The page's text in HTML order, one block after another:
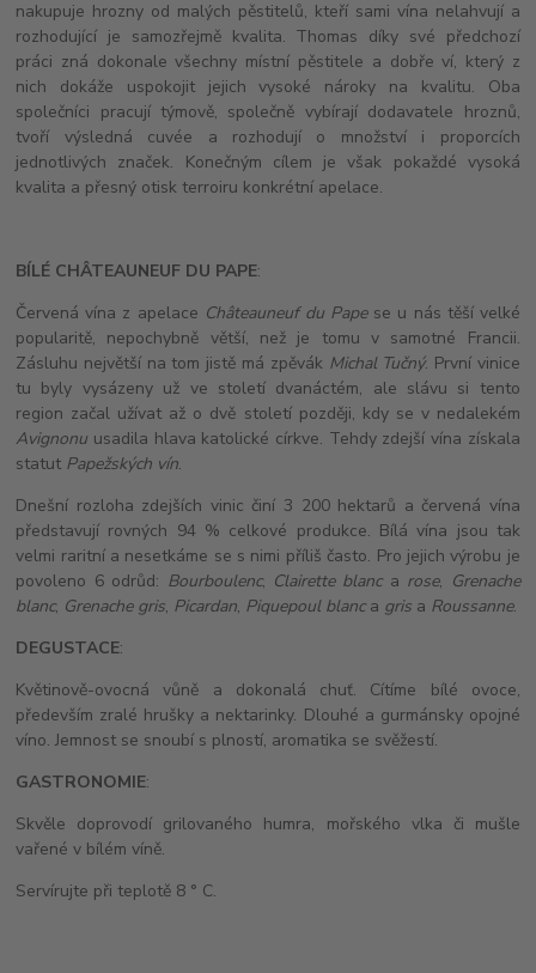
nakupuje hrozny od malých pěstitelů, kteří sami vína nelahvují a
rozhodující je samozřejmě kvalita. Thomas díky své předchozí
práci zná dokonale všechny místní pěstitele a dobře ví, který z
nich dokáže uspokojit jejich vysoké nároky na kvalitu. Oba
společníci pracují týmově, společně vybírají dodavatele hroznů,
tvoří výsledná cuvée a rozhodují o množství i proporcích
jednotlivých značek. Konečným cílem je však pokaždé vysoká
kvalita a přesný otisk terroiru konkrétní apelace.
BÍLÉ CHÂTEAUNEUF DU PAPE:
Červená vína z apelace Châteauneuf du Papese u nás těší velké
popularitě, nepochybně větší, než je tomu v samotné Francii.
Zásluhu největší na tom jistě má zpěvák Michal Tučný. První vinice
tu byly vysázeny už ve století dvanáctém, ale slávu si tento
region začal užívat až o dvě století později, kdy se v nedalekém
Avignonu usadila hlava katolické církve. Tehdy zdejší vína získala
statut Papežských vín.
Dnešní rozloha zdejších vinic činí 3 200 hektarů a červená vína
představují rovných 94 % celkové produkce. Bílá vína jsou tak
velmi raritní a nesetkáme se s nimi příliš často. Pro jejich výrobu je
povoleno 6 odrůd: Bourboulenc, Clairette blanca rose, Grenache
blanc, Grenache gris, Picardan, Piquepoul blanc a gris a Roussanne.
DEGUSTACE:
Květinově-ovocná vůně a dokonalá chuť. Cítíme bílé ovoce,
především zralé hrušky a nektarinky. Dlouhé a gurmánsky opojné
víno. Jemnost se snoubí s plností, aromatika se svěžestí.
GASTRONOMIE:
Skvěle doprovodí grilovaného humra, mořského vlka či mušle
vařené v bílém víně.
Servírujte při teplotě 8 ° C.